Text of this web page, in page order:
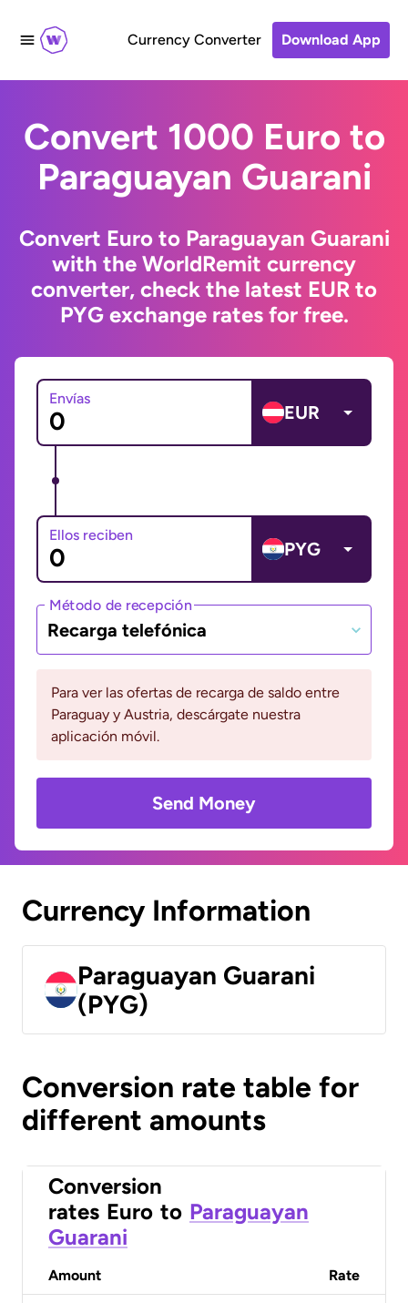
Currency Converter Download App
Convert 1000 Euro to
Paraguayan Guarani
Convert Euro to Paraguayan Guarani
with the WorldRemit currency
converter, check the latest EUR to
PYG exchange rates for free.
Envías
EUR
Ellos reciben
PYG
Método de recepción
Recarga telefónica
Para ver las ofertas de recarga de saldo entre
Paraguay y Austria, descárgate nuestra
aplicación móvil.
Send Money
Currency Information
Paraguayan Guarani
(PYG)
Conversion rate table for
different amounts
Conversion
rates Euro to Paraguayan
Guarani
Amount Rate